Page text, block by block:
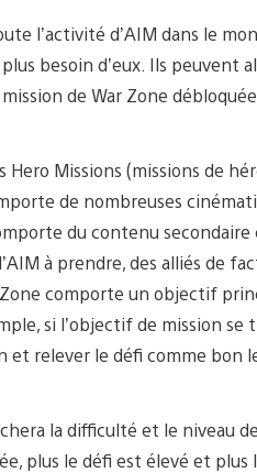
l’activité d’AIM dans le
besoin d’eux. Ils peuvent
de War Zone
Missions (missions de
de nombreuses
du contenu
à prendre, des alliés de
comporte un objectif
si l’objectif de mission
relever le défi comme bon
la difficulté et le niveau
plus le défi est élevé et